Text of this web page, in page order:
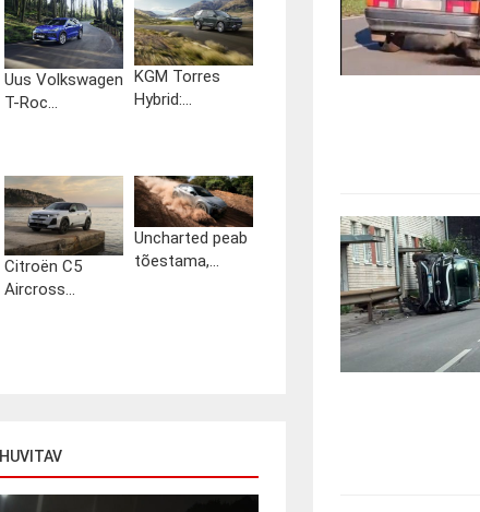
Uus Volkswagen
T-Roc...
KGM Torres
Hybrid:...
Citroën C5
Aircross...
Uncharted peab
tõestama,...
HUVITAV